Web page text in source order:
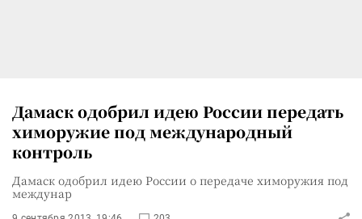
Дамаск одобрил идею России передать
химоружие под международный
контроль
Дамаск одобрил идею России о передаче химоружия под
междунар